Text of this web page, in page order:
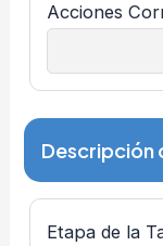
Acciones
Descripción
Etapa de la